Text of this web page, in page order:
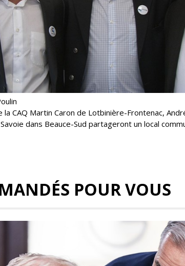
la CAQ Martin Caron de Lotbinière-Frontenac,
dans Beauce-Sud partageront un local
POUR VOUS